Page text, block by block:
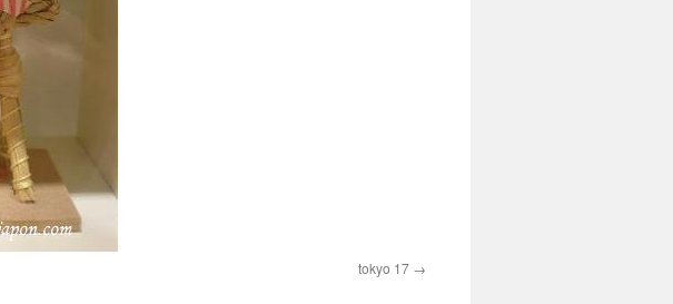
tokyo 17